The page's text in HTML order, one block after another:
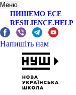
Меню
ПИШЕМО ЕСЕ
RESILIENCE.HELP
Напишіть нам